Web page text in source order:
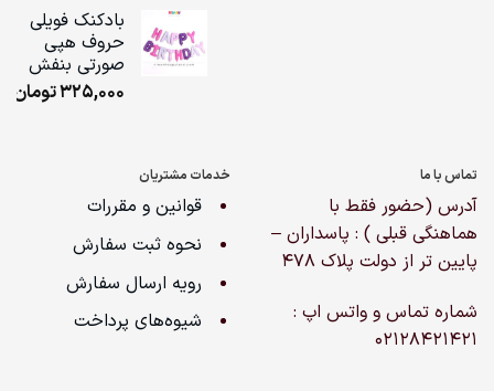
بادکنک فویلی
حروف هپی
صورتی بنفش
325,000تومان
تماس با ما
آدرس (حضور فقط با
هماهنگی قبلی ) : پاسداران –
پایین تر از دولت پلاک ۴۷۸
شماره تماس و واتس اپ :
02128421421
خدمات مشتریان
قوانین و مقررات
نحوه ثبت سفارش
رویه ارسال سفارش
شیوه‌های پرداخت